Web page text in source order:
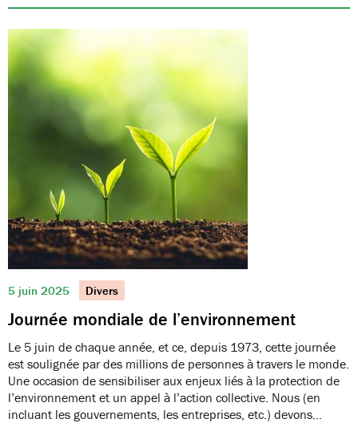
5 juin 2025 Divers
Journée mondiale de l’environnement
Le 5 juin de chaque année, et ce, depuis 1973, cette journée
est soulignée par des millions de personnes à travers le monde.
Une occasion de sensibiliser aux enjeux liés à la protection de
l’environnement et un appel à l’action collective. Nous (en
incluant les gouvernements, les entreprises, etc.) devons…